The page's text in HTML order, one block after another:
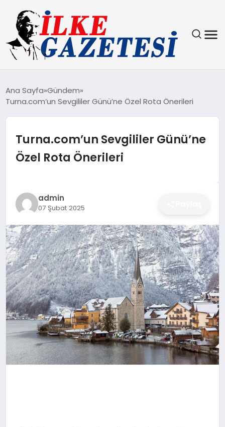
SPOR
SAĞLIK
EKONOMI
DÜNYA
SIYASET
EĞITIM
Ana Sayfa Gündem
Turna.com’un Sevgililer Günü’ne Özel Rota Önerileri
Turna.com’un Sevgililer Günü’ne
Özel Rota Önerileri
admin
07 Şubat 2025